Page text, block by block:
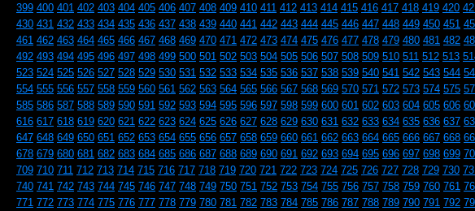
399 400 401 402 403 404 405 406 407 408 409 410 411 412 413 414 415 416 417 418 419 420
430 431 432 433 434 435 436 437 438 439 440 441 442 443 444 445 446 447 448 449 450 451
461 462 463 464 465 466 467 468 469 470 471 472 473 474 475 476 477 478 479 480 481 482
492 493 494 495 496 497 498 499 500 501 502 503 504 505 506 507 508 509 510 511 512 513
523 524 525 526 527 528 529 530 531 532 533 534 535 536 537 538 539 540 541 542 543 544
554 555 556 557 558 559 560 561 562 563 564 565 566 567 568 569 570 571 572 573 574 575
585 586 587 588 589 590 591 592 593 594 595 596 597 598 599 600 601 602 603 604 605 606
616 617 618 619 620 621 622 623 624 625 626 627 628 629 630 631 632 633 634 635 636 637
647 648 649 650 651 652 653 654 655 656 657 658 659 660 661 662 663 664 665 666 667 668
678 679 680 681 682 683 684 685 686 687 688 689 690 691 692 693 694 695 696 697 698 699
709 710 711 712 713 714 715 716 717 718 719 720 721 722 723 724 725 726 727 728 729 730
740 741 742 743 744 745 746 747 748 749 750 751 752 753 754 755 756 757 758 759 760 761
771 772 773 774 775 776 777 778 779 780 781 782 783 784 785 786 787 788 789 790 791 792